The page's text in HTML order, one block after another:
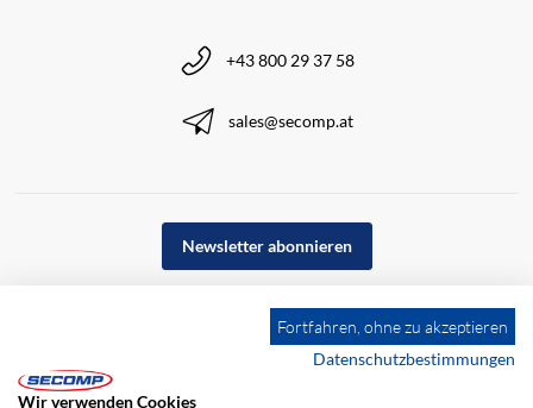
+43 800 29 37 58
sales@secomp.at
Newsletter abonnieren
Fortfahren, ohne zu akzeptieren
Datenschutzbestimmungen
Wir verwenden Cookies